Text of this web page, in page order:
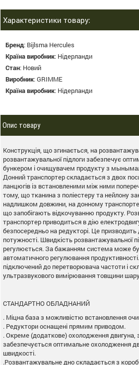
Характеристики товару:
Бренд: Bijlsma Hercules
Країна виробник: Нідерланди
Стан: Новий
Виробник:GRIMME
Країна виробник: Нідерланди
Опис товару
Конструкція, що згинається, на
розвантажувальної підлоги забезпечує
бункером і очищувачем продукту з
Донний транспортер складається з двох
ланцюгів із встановленими між ними
тому, що тканина з поліестеру та нейлону
надлишком довжини, на донному
що запобігають відкочуванню продукту.
транспортер приводиться в дію
безпосередньо на редукторі. Це призводить
потужності. Швидкість розвантажувальної
регулюється. За бажанням система може
автоматичного регулювання
підключений до перетворювача частоти і
ультразвукового вимірювання товщини
СТАНДАРТНО ОБЛАДНАНИЙ
. Міцна база з можливістю встановлення
. Редуктори оснащені прямим приводом.
. Окреме (додаткове) охолодження
забезпечується оптимальне охолодження
швидкості.
.Розвантажувальне дно складається з